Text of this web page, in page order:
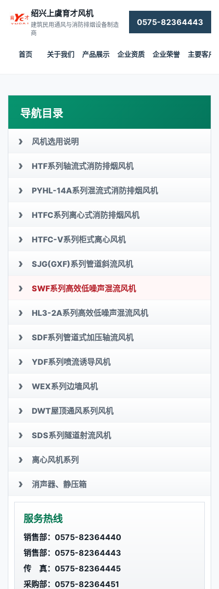
绍兴上虞育才风机
建筑民用通风与消防排烟设备制造
商
首页 关于我们 产品展示 企业资质 企业荣誉 主要客户
0575-82364443
导航目录
› 风机选用说明
› HTF系列轴流式消防排烟风机
› PYHL-14A系列混流式消防排烟风机
› HTFC系列离心式消防排烟风机
› HTFC-V系列柜式离心风机
› SJG(GXF)系列管道斜流风机
› SWF系列高效低噪声混流风机
› HL3-2A系列高效低噪声混流风机
› SDF系列管道式加压轴流风机
› YDF系列喷流诱导风机
› WEX系列边墙风机
› DWT屋顶通风系列风机
› SDS系列隧道射流风机
› 离心风机系列
› 消声器、静压箱
服务热线
销售部：0575-82364440
销售部：0575-82364443
传 真：0575-82364445
采购部：0575-82364451